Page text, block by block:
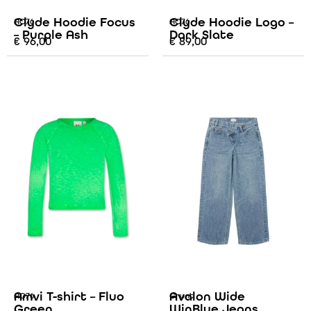
AO76
Clyde Hoodie Focus
– Purple Ash
€ 96,00
AO76
Clyde Hoodie Logo –
Dark Slate
€89,00
AO76
Amvi T-shirt – Fluo
Grunt
Avalon Wide